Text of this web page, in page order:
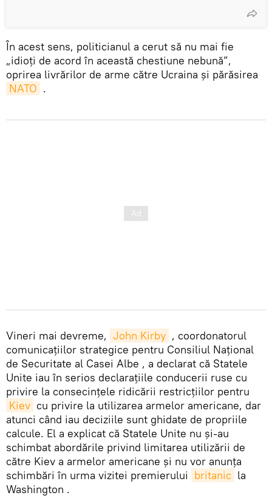
În acest sens, politicianul a cerut să nu mai fie
„idioți de acord în această chestiune nebună”,
oprirea livrărilor de arme către Ucraina și părăsirea
NATO .
Vineri mai devreme, John Kirby , coordonatorul
comunicațiilor strategice pentru Consiliul Național
de Securitate al Casei Albe , a declarat că Statele
Unite iau în serios declarațiile conducerii ruse cu
privire la consecințele ridicării restricțiilor pentru
Kiev cu privire la utilizarea armelor americane, dar
atunci când iau deciziile sunt ghidate de propriile
calcule. El a explicat că Statele Unite nu și-au
schimbat abordările privind limitarea utilizării de
către Kiev a armelor americane și nu vor anunța
schimbări în urma vizitei premierului britanic la
Washington .